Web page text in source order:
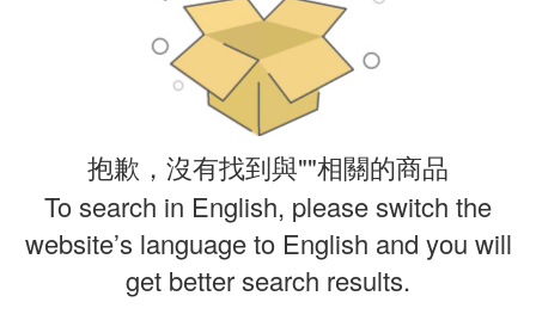
抱歉，沒有找到與""相關的商品
To search in English, please switch the
website’s language to English and you will
get better search results.